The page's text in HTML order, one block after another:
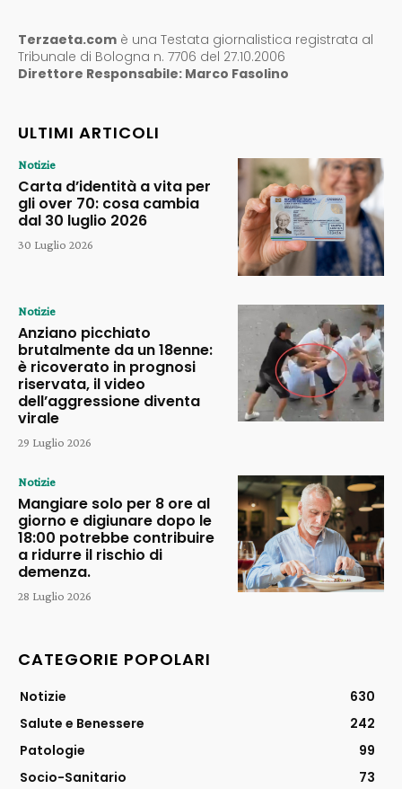
Terzaeta.com è una Testata giornalistica registrata al
Tribunale di Bologna n. 7706 del 27.10.2006
Direttore Responsabile: Marco Fasolino
ULTIMI ARTICOLI
Notizie
Carta d’identità a vita per
gli over 70: cosa cambia
dal 30 luglio 2026
30 Luglio 2026
Notizie
Anziano picchiato
brutalmente da un 18enne:
è ricoverato in prognosi
riservata, il video
dell’aggressione diventa
virale
29 Luglio 2026
Notizie
Mangiare solo per 8 ore al
giorno e digiunare dopo le
18:00 potrebbe contribuire
a ridurre il rischio di
demenza.
28 Luglio 2026
CATEGORIE POPOLARI
Notizie
630
Salute e Benessere
242
Patologie
99
Socio-Sanitario
73